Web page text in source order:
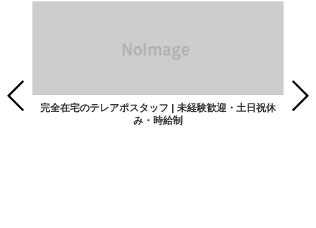
完全在宅のテレアポスタッフ | 未経験歓迎・土日祝休
み・時給制